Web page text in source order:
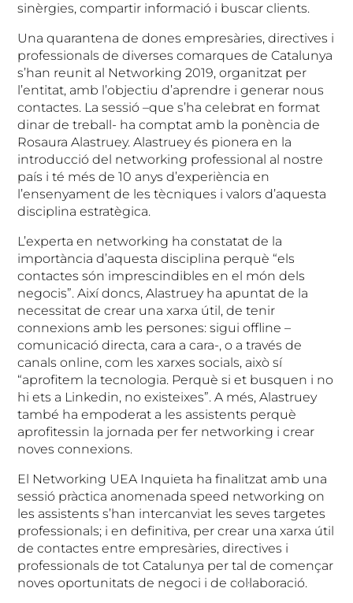
sinèrgies, compartir informació i buscar clients.
Una quarantena de dones empresàries, directives i
professionals de diverses comarques de Catalunya
s’han reunit al Networking 2019, organitzat per
l’entitat, amb l’objectiu d’aprendre i generar nous
contactes. La sessió –que s’ha celebrat en format
dinar de treball- ha comptat amb la ponència de
Rosaura Alastruey. Alastruey és pionera en la
introducció del networking professional al nostre
país i té més de 10 anys d’experiència en
l’ensenyament de les tècniques i valors d’aquesta
disciplina estratègica.
L’experta en networking ha constatat de la
importància d’aquesta disciplina perquè “els
contactes són imprescindibles en el món dels
negocis”. Així doncs, Alastruey ha apuntat de la
necessitat de crear una xarxa útil, de tenir
connexions amb les persones: sigui offline –
comunicació directa, cara a cara-, o a través de
canals online, com les xarxes socials, això sí
“aprofitem la tecnologia. Perquè si et busquen i no
hi ets a Linkedin, no existeixes”. A més, Alastruey
també ha empoderat a les assistents perquè
aprofitessin la jornada per fer networking i crear
noves connexions.
El Networking UEA Inquieta ha finalitzat amb una
sessió pràctica anomenada speed networking on
les assistents s’han intercanviat les seves targetes
professionals; i en definitiva, per crear una xarxa útil
de contactes entre empresàries, directives i
professionals de tot Catalunya per tal de començar
noves oportunitats de negoci i de col·laboració.